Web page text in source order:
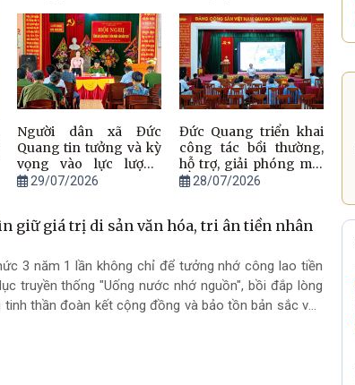
Người dân xã Đức
Quang tin tưởng và kỳ
vọng vào lực lượng
Công an
29/07/2026
Đức Quang triển khai
công tác bồi thường,
hỗ trợ, giải phóng mặt
bằng dự án nâng cao
2026
28/07/2026
giữ giá trị di sản văn hóa, tri ân tiền nhân
3 năm 1 lần không chỉ để tưởng nhớ công lao tiền
truyền thống "Uống nước nhớ nguồn", bồi đắp lòng
thần đoàn kết cộng đồng và bảo tồn bản sắc văn